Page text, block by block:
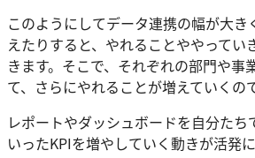
このようにしてデータ連携の幅が大き
えたりすると、やれることややってい
きます。そこで、それぞれの部門や事
て、さらにやれることが増えていくの
レポートやダッシュボードを自分たち
いったKPIを増やしていく動きが活発